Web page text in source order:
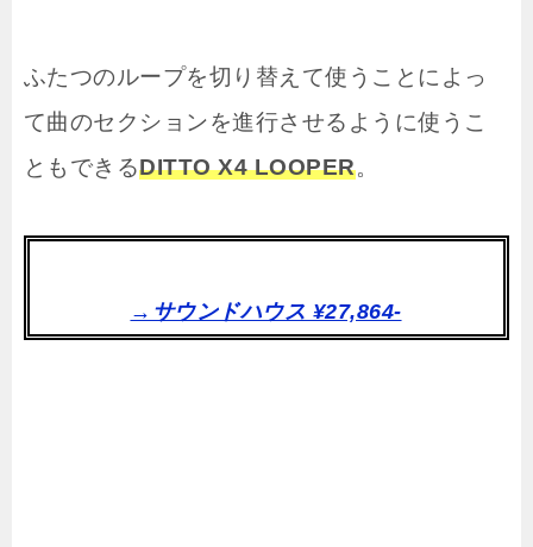
ふたつのループを切り替えて使うことによっ
て曲のセクションを進行させるように使うこ
ともできるDITTO X4 LOOPER。
→サウンドハウス ¥27,864-